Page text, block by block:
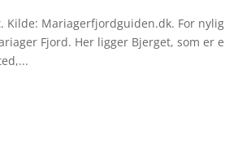
Kilde: Mariagerfjordguiden.dk. For
Fjord. Her ligger Bjerget, som er